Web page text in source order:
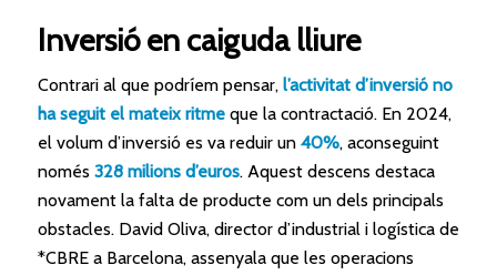
Inversió en caiguda lliure
Contrari al que podríem pensar, l’activitat d’inversió no
ha seguit el mateix ritmeque la contractació. En 2024,
el volum d’inversió es va reduir un 40%, aconseguint
només 328 milions d’euros. Aquest descens destaca
novament la falta de producte com un dels principals
obstacles. David Oliva, director d’industrial i logística de
*CBRE a Barcelona, assenyala que les operacions